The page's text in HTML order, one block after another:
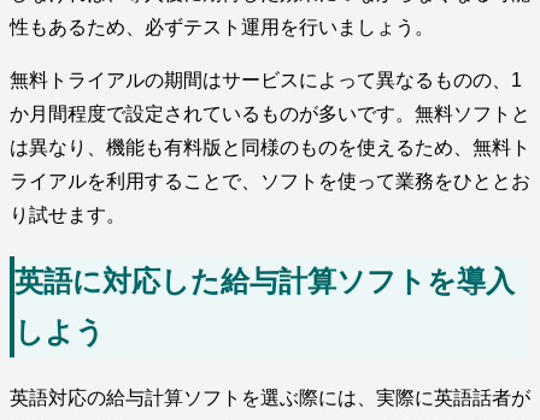
性もあるため、必ずテスト運用を行いましょう。
無料トライアルの期間はサービスによって異なるものの、1
か月間程度で設定されているものが多いです。無料ソフトと
は異なり、機能も有料版と同様のものを使えるため、無料ト
ライアルを利用することで、ソフトを使って業務をひととお
り試せます。
英語に対応した給与計算ソフトを導入
しよう
英語対応の給与計算ソフトを選ぶ際には、実際に英語話者が